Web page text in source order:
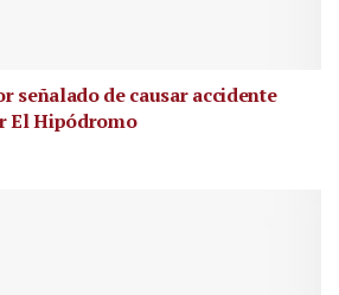
señalado de causar accidente
El Hipódromo